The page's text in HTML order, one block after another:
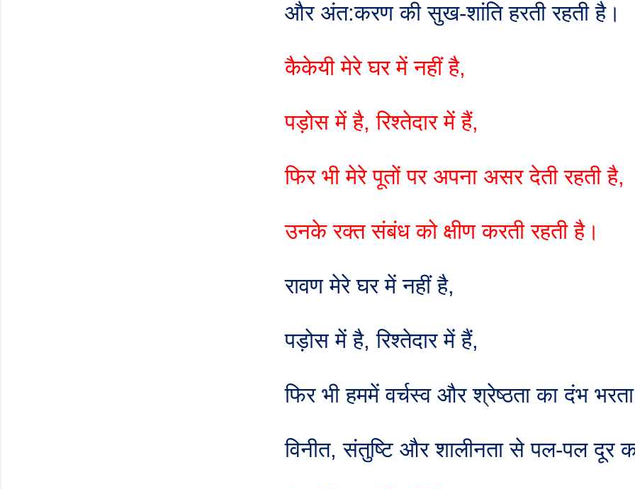
और अंत:करण की सुख-शांति हरती रहती है।
कैकेयी मेरे घर में नहीं है,
पड़ोस में है, रिश्तेदार में हैं,
फिर भी मेरे पूतों पर अपना असर देती रहती है,
उनके रक्त संबंध को क्षीण करती रहती है।
रावण मेरे घर में नहीं है,
पड़ोस में है, रिश्तेदार में हैं,
फिर भी हममें वर्चस्व और श्रेष्ठता का दंभ
विनीत, संतुष्टि और शालीनता से पल-पल दूर